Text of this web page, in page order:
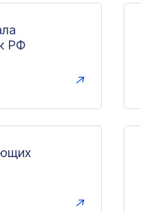
РФ
↗
↗